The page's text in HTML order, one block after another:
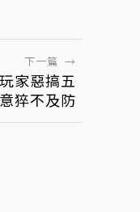
下一篇 →
家惡搞五
猝不及防